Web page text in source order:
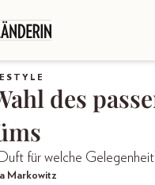
des
für welche
Markowitz